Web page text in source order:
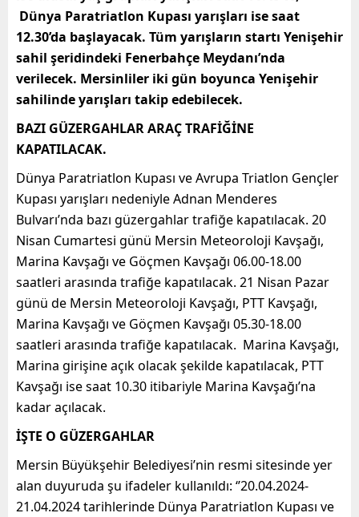
Dünya Paratriatlon Kupası yarışları ise saat
12.30’da başlayacak. Tüm yarışların startı Yenişehir
sahil şeridindeki Fenerbahçe Meydanı’nda
verilecek. Mersinliler iki gün boyunca Yenişehir
sahilinde yarışları takip edebilecek.
BAZI GÜZERGAHLAR ARAÇ TRAFİĞİNE
KAPATILACAK.
Dünya Paratriatlon Kupası ve Avrupa Triatlon Gençler
Kupası yarışları nedeniyle Adnan Menderes
Bulvarı’nda bazı güzergahlar trafiğe kapatılacak. 20
Nisan Cumartesi günü Mersin Meteoroloji Kavşağı,
Marina Kavşağı ve Göçmen Kavşağı 06.00-18.00
saatleri arasında trafiğe kapatılacak. 21 Nisan Pazar
günü de Mersin Meteoroloji Kavşağı, PTT Kavşağı,
Marina Kavşağı ve Göçmen Kavşağı 05.30-18.00
saatleri arasında trafiğe kapatılacak. Marina Kavşağı,
Marina girişine açık olacak şekilde kapatılacak, PTT
Kavşağı ise saat 10.30 itibariyle Marina Kavşağı’na
kadar açılacak.
İŞTE O GÜZERGAHLAR
Mersin Büyükşehir Belediyesi’nin resmi sitesinde yer
alan duyuruda şu ifadeler kullanıldı: ‘’20.04.2024-
21.04.2024 tarihlerinde Dünya Paratriatlon Kupası ve